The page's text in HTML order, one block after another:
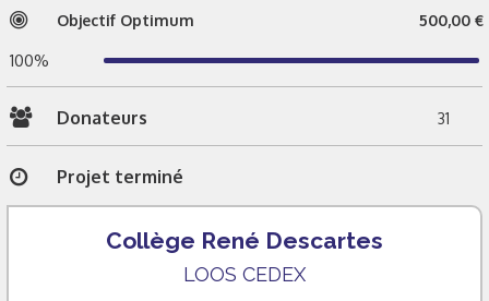
Objectif Optimum 500,00 €
100%
Donateurs 31
Projet terminé
Collège René Descartes
LOOS CEDEX